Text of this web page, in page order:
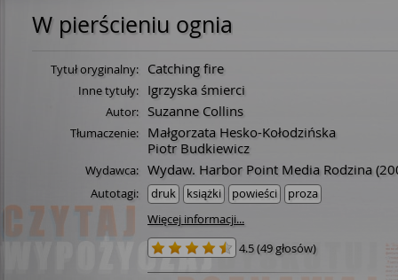
W pierścieniu ognia
Tytuł oryginalny: Catching fire
Inne tytuły: Igrzyska śmierci
Autor: Suzanne Collins
Tłumaczenie:
Małgorzata Hesko-Kołodzińska
Piotr Budkiewicz
Wydawca: Wydaw. Harbor Point Media Rodzina
Autotagi: druk książki powieści
proza
Więcej informacji...
4.5(49 głosów)